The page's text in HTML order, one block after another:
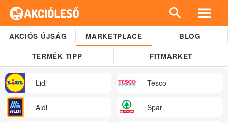
AKCIÓS ÚJSÁG MARKETPLACE BLOG
TERMÉK TIPP FITMARKET
Lidl Tesco
Aldi Spar